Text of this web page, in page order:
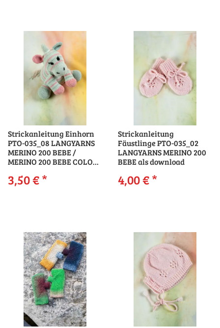
Strickanleitung Einhorn
PTO-035_08 LANGYARNS
MERINO 200 BEBE /
MERINO 200 BEBE COLOR
3,50 €*
Strickanleitung
Fäustlinge PTO-035_02
LANGYARNS MERINO 200
BEBE als download
4,00 €*